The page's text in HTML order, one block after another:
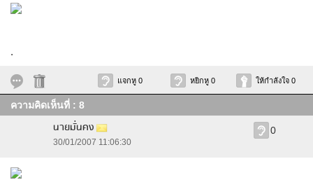
.
แจกหู 0 หยิกหู 0 ให้กำลังใจ 0
ความคิดเห็นที่ : 8
นายมั่นคง
30/01/2007 11:06:30
0